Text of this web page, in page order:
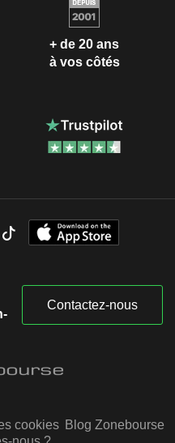
+ de 20 ans
à vos côtés
Contactez-nous
cookies Blog Zonebourse